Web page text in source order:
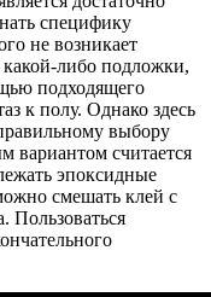
специфику
не возникает
либо подложки,
подходящего
к полу. Однако здесь
выбору
вариантом считается
эпоксидные
смешать клей с
Пользоваться